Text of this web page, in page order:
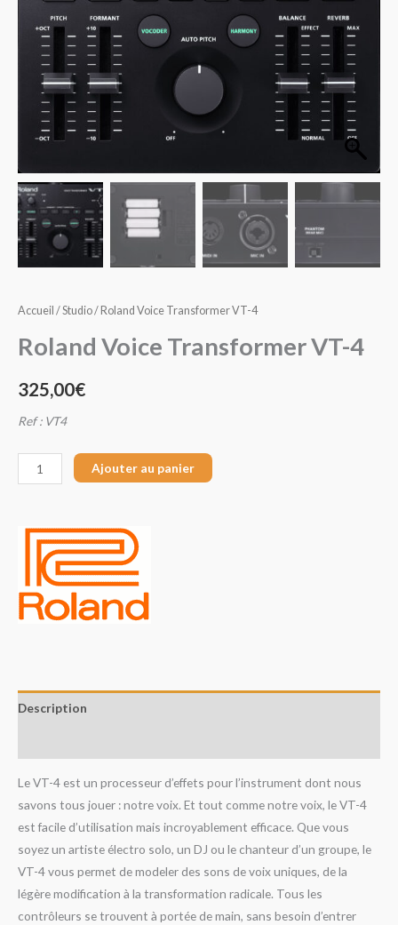
Accueil /Studio/ Roland Voice Transformer VT-4
Roland Voice Transformer VT-4
325,00€
Ref : VT4
Ajouter au panier
Description
Le VT-4 est un processeur d’effets pour l’instrument dont nous
savons tous jouer : notre voix. Et tout comme notre voix, le VT-4
est facile d’utilisation mais incroyablement efficace. Que vous
soyez un artiste électro solo, un DJ ou le chanteur d’un groupe, le
VT-4 vous permet de modeler des sons de voix uniques, de la
légère modification à la transformation radicale. Tous les
contrôleurs se trouvent à portée de main, sans besoin d’entrer